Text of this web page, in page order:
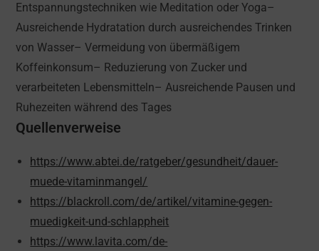
Entspannungstechniken wie Meditation oder Yoga–
Ausreichende Hydratation durch ausreichendes Trinken
von Wasser– Vermeidung von übermäßigem
Koffeinkonsum– Reduzierung von Zucker und
verarbeiteten Lebensmitteln– Ausreichende Pausen und
Ruhezeiten während des Tages
Quellenverweise
https://www.abtei.de/ratgeber/gesundheit/dauer-
muede-vitaminmangel/
https://blackroll.com/de/artikel/vitamine-gegen-
muedigkeit-und-schlappheit
https://www.lavita.com/de-